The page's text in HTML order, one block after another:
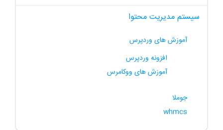
سیستم مدیریت محتوا
آموزش های وردپرس
افزونه وردپرس
آموزش های ووکامرس
جوملا
whmcs